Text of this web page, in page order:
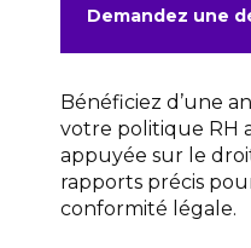
Demandez une
Bénéficiez d’une
votre politique RH
appuyée sur le
rapports précis
conformité légale.